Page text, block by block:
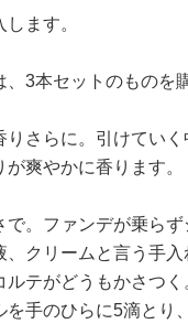
ます。
3本セットのものを
さらに。引けていく
爽やかに香ります。
。ファンデが乗らず
、クリームと言う手
テがどうもかさつく
を手のひらに5滴とり